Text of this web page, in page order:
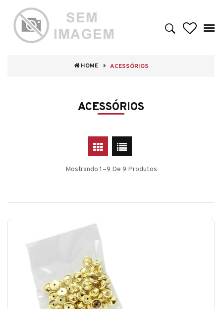
HOME ACESSÓRIOS
ACESSÓRIOS
Mostrando 1–9 De 9 Produtos